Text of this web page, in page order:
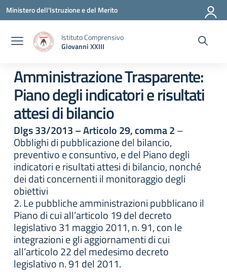
Vai ai contenuti
Vai al menu di navigazione
Vai al footer
Ministero dell'Istruzione e del Merito
Istituto Comprensivo
Giovanni XXIII
Amministrazione Trasparente:
Piano degli indicatori e risultati
attesi di bilancio
Dlgs 33/2013 – Articolo 29, comma 2–
Obblighi di pubblicazione del bilancio,
preventivo e consuntivo, e del Piano degli
indicatori e risultati attesi di bilancio, nonché
dei dati concernenti il monitoraggio degli
obiettivi
2. Le pubbliche amministrazioni pubblicano il
Piano di cui all’articolo 19 del decreto
legislativo 31 maggio 2011, n. 91, con le
integrazioni e gli aggiornamenti di cui
all’articolo 22 del medesimo decreto
legislativo n. 91 del 2011.